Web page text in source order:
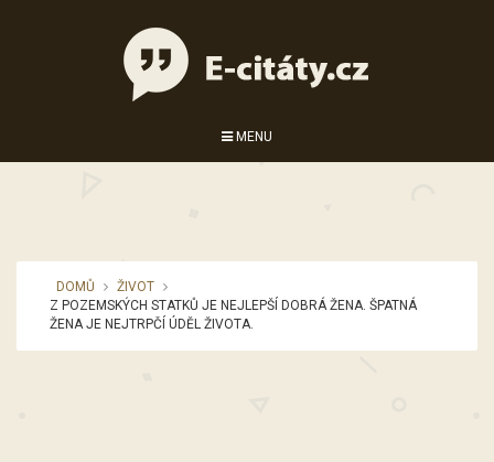
MENU
DOMŮ
ŽIVOT
Z POZEMSKÝCH STATKŮ JE NEJLEPŠÍ DOBRÁ ŽENA. ŠPATNÁ
ŽENA JE NEJTRPČÍ ÚDĚL ŽIVOTA.